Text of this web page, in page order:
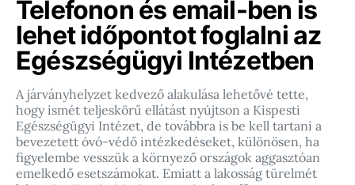
Telefonon és email-ben is
lehet időpontot foglalni az
Egészségügyi Intézetben
A járványhelyzet kedvező alakulása lehetővé tette,
hogy ismét teljeskörű ellátást nyújtson a Kispesti
Egészségügyi Intézet, de továbbra is be kell tartani a
bevezetett óvó-védő intézkedéseket, különösen, ha
figyelembe vesszük a környező országok aggasztóan
emelkedő esetszámokat. Emiatt a lakosság türelmét